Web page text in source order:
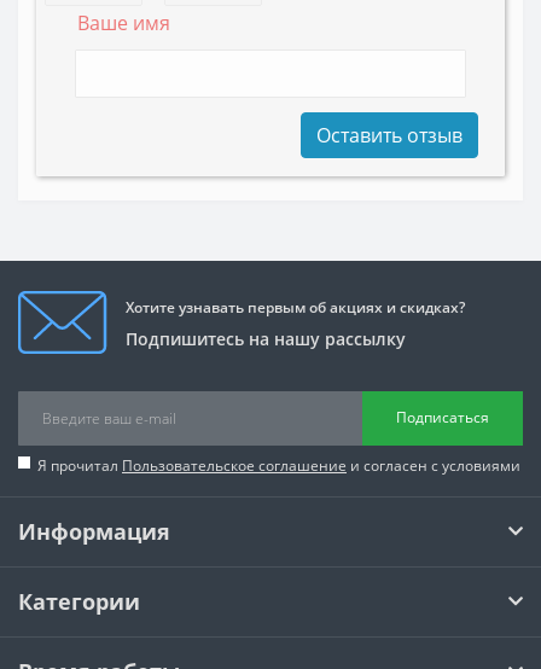
Ваше имя
Оставить отзыв
Хотите узнавать первым об акциях и скидках?
Подпишитесь на нашу рассылку
Подписаться
Я прочитал Пользовательское соглашение и согласен с условиями
Информация
Категории